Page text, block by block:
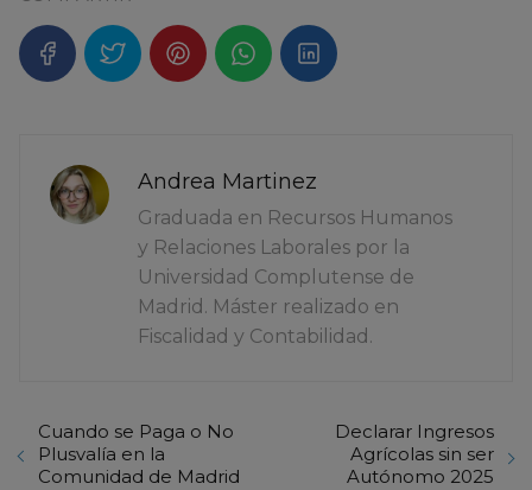
Andrea Martinez
Graduada en Recursos Humanos
y Relaciones Laborales por la
Universidad Complutense de
Madrid. Máster realizado en
Fiscalidad y Contabilidad.
Cuando se Paga o No
Plusvalía en la
Comunidad de Madrid
Declarar Ingresos
Agrícolas sin ser
Autónomo 2025